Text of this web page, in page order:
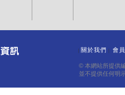
關於我們 會
© 本網站所提供
並不提供任何明